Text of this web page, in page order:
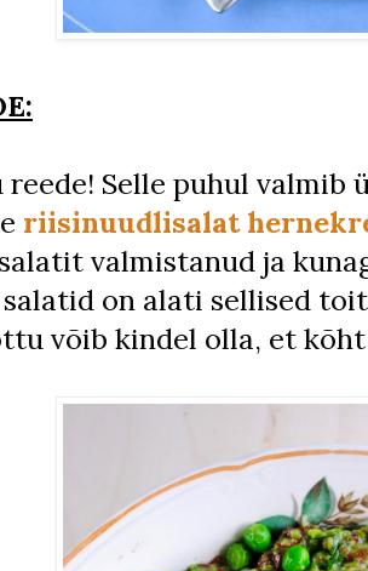
reede! Selle puhul valmib
riisinuudlisalat
valmistanud ja
on alati sellised
võib kindel olla, et